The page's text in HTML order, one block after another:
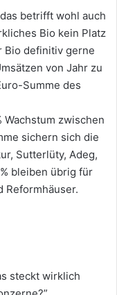
betrifft wohl auch
Bio kein Platz
Bio definitiv gerne
von Jahr zu
Summe des
zwischen
sichern sich die
Sutterlüty, Adeg,
bleiben übrig für
Reformhäuser.
steckt wirklich